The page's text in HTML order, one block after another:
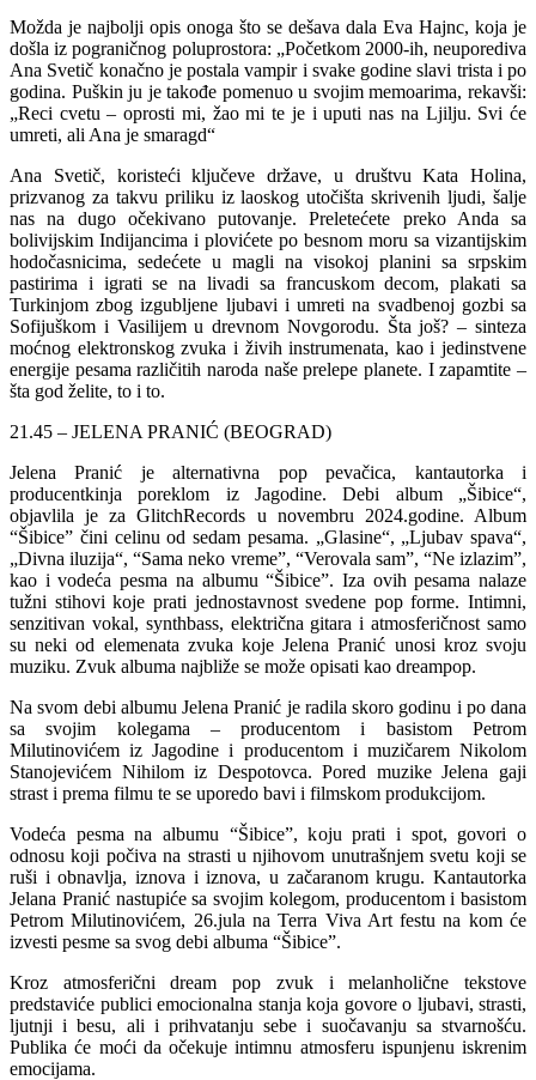
Možda je najbolji opis onoga što se dešava dala Eva Hajnc, koja je
došla iz pograničnog poluprostora: „Početkom 2000-ih, neuporediva
Ana Svetič konačno je postala vampir i svake godine slavi trista i po
godina. Puškin ju je takođe pomenuo u svojim memoarima, rekavši:
„Reci cvetu – oprosti mi, žao mi te je i uputi nas na Ljilju. Svi će
umreti, ali Ana je smaragd“
Ana Svetič, koristeći ključeve države, u društvu Kata Holina,
prizvanog za takvu priliku iz laoskog utočišta skrivenih ljudi, šalje
nas na dugo očekivano putovanje. Preletećete preko Anda sa
bolivijskim Indijancima i plovićete po besnom moru sa vizantijskim
hodočasnicima, sedećete u magli na visokoj planini sa srpskim
pastirima i igrati se na livadi sa francuskom decom, plakati sa
Turkinjom zbog izgubljene ljubavi i umreti na svadbenoj gozbi sa
Sofijuškom i Vasilijem u drevnom Novgorodu. Šta još? – sinteza
moćnog elektronskog zvuka i živih instrumenata, kao i jedinstvene
energije pesama različitih naroda naše prelepe planete. I zapamtite –
šta god želite, to i to.
21.45 – JELENA PRANIĆ (BEOGRAD)
Jelena Pranić je alternativna pop pevačica, kantautorka i
producentkinja poreklom iz Jagodine. Debi album „Šibice“,
objavlila je za GlitchRecords u novembru 2024.godine. Album
“Šibice” čini celinu od sedam pesama. „Glasine“, „Ljubav spava“,
„Divna iluzija“, “Sama neko vreme”, “Verovala sam”, “Ne izlazim”,
kao i vodeća pesma na albumu “Šibice”. Iza ovih pesama nalaze
tužni stihovi koje prati jednostavnost svedene pop forme. Intimni,
senzitivan vokal, synthbass, električna gitara i atmosferičnost samo
su neki od elemenata zvuka koje Jelena Pranić unosi kroz svoju
muziku. Zvuk albuma najbliže se može opisati kao dreampop.
Na svom debi albumu Jelena Pranić je radila skoro godinu i po dana
sa svojim kolegama – producentom i basistom Petrom
Milutinovićem iz Jagodine i producentom i muzičarem Nikolom
Stanojevićem Nihilom iz Despotovca. Pored muzike Jelena gaji
strast i prema filmu te se uporedo bavi i filmskom produkcijom.
Vodeća pesma na albumu “Šibice”, koju prati i spot, govori o
odnosu koji počiva na strasti u njihovom unutrašnjem svetu koji se
ruši i obnavlja, iznova i iznova, u začaranom krugu. Kantautorka
Jelana Pranić nastupiće sa svojim kolegom, producentom i basistom
Petrom Milutinovićem, 26.jula na Terra Viva Art festu na kom će
izvesti pesme sa svog debi albuma “Šibice”.
Kroz atmosferični dream pop zvuk i melanholične tekstove
predstaviće publici emocionalna stanja koja govore o ljubavi, strasti,
ljutnji i besu, ali i prihvatanju sebe i suočavanju sa stvarnošću.
Publika će moći da očekuje intimnu atmosferu ispunjenu iskrenim
emocijama.